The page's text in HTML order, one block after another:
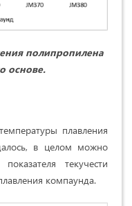
полипропилена
основе.
плавления
в целом можно
текучести
компаунда.